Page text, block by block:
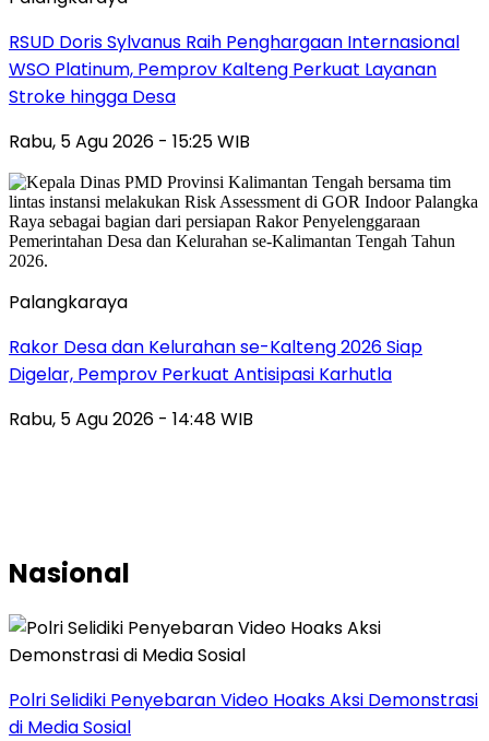
RSUD Doris Sylvanus Raih Penghargaan Internasional
WSO Platinum, Pemprov Kalteng Perkuat Layanan
Stroke hingga Desa
Rabu, 5 Agu 2026 - 15:25 WIB
Palangkaraya
Rakor Desa dan Kelurahan se-Kalteng 2026 Siap
Digelar, Pemprov Perkuat Antisipasi Karhutla
Rabu, 5 Agu 2026 - 14:48 WIB
Nasional
Polri Selidiki Penyebaran Video Hoaks Aksi Demonstrasi
di Media Sosial